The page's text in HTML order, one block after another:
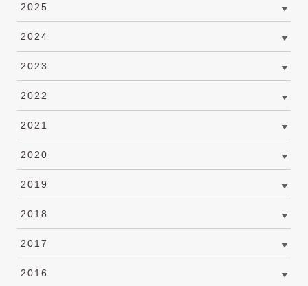
2025
2024
2023
2022
2021
2020
2019
2018
2017
2016